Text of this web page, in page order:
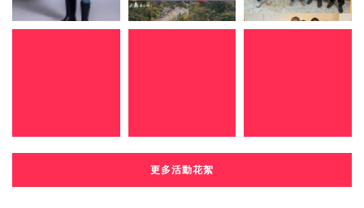
更多活動花絮